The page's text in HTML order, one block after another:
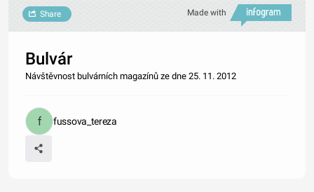
Made with
Share
Bulvár
Návštěvnost bulvárních magazínů ze dne 25. 11. 2012
fussova_tereza